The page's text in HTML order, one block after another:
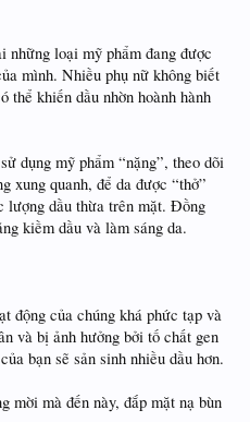
loại mỹ phẩm đang được
mình. Nhiều phụ nữ không biết
thể khiến dầu nhờn hoành hành
dụng mỹ phẩm “nặng”, theo dõi
xung quanh, để da được “thở”
lượng dầu thừa trên mặt. Đồng
kiềm dầu và làm sáng da.
động của chúng khá phức tạp và
và bị ảnh hưởng bởi tố chất gen
bạn sẽ sản sinh nhiều dầu hơn.
mời mà đến này, đắp mặt nạ bùn